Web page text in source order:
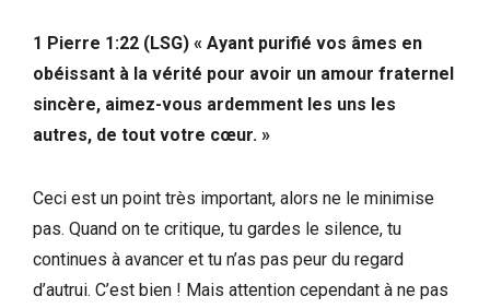
1 Pierre 1:22 (LSG) « Ayant purifié vos âmes en
obéissant à la vérité pour avoir un amour fraternel
sincère, aimez-vous ardemment les uns les
autres, de tout votre cœur. »
Ceci est un point très important, alors ne le minimise
pas. Quand on te critique, tu gardes le silence, tu
continues à avancer et tu n’as pas peur du regard
d’autrui. C’est bien ! Mais attention cependant à ne pas